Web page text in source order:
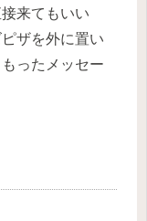
来てもいい
ザを外に置い
ったメッセー